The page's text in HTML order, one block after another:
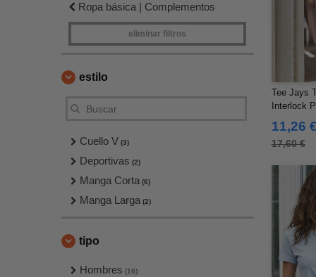
Ropa básica | Complementos
eliminar filtros
estilo
Cuello V (3)
Deportivas (2)
Manga Corta (6)
Manga Larga (2)
tipo
Hombres (16)
Tee Jays
Interlock
11,26 €
17,60 €